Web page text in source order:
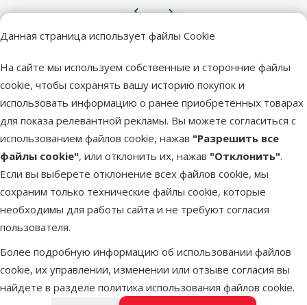
Данная страница использует файлы Cookie
На сайте мы используем собственные и сторонние файлы
cookie, чтобы сохранять вашу историю покупок и
использовать информацию о ранее приобретенных товарах
для показа релевантной рекламы. Вы можете согласиться с
использованием файлов cookie, нажав "Разрешить все
файлы cookie", или отклонить их, нажав "Отклонить".
Если вы выберете отклонение всех файлов cookie, мы
сохраним только технические файлы cookie, которые
необходимы для работы сайта и не требуют согласия
пользователя.
Более подробную информацию об использовании файлов
cookie, их управлении, изменении или отзыве согласия вы
найдете в разделе политика использования файлов cookie.
Предыдущая страница
Следующая страница
Похожие продукты
Контейнер для поводка-рулетки – Flexi
Multi box, Black
Оценка 0%
Цена
7,99 €
В наличии В
Multi box, Light Grey
Цена
7,99 €